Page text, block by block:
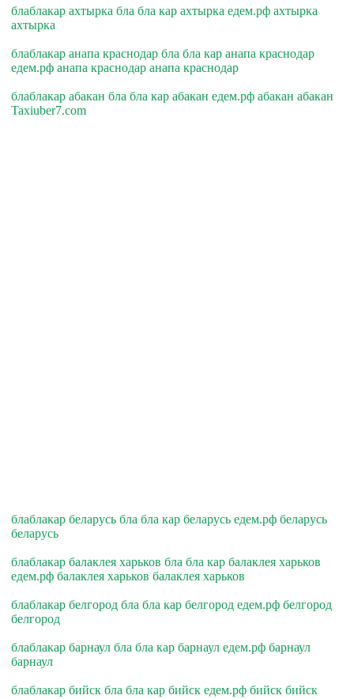
блаблакар ахтырка бла бла кар ахтырка едем.рф ахтырка
ахтырка
блаблакар анапа краснодар бла бла кар анапа краснодар
едем.рф анапа краснодар анапа краснодар
блаблакар абакан бла бла кар абакан едем.рф абакан абакан
Taxiuber7.com
блаблакар беларусь бла бла кар беларусь едем.рф беларусь
беларусь
блаблакар балаклея харьков бла бла кар балаклея харьков
едем.рф балаклея харьков балаклея харьков
блаблакар белгород бла бла кар белгород едем.рф белгород
белгород
блаблакар барнаул бла бла кар барнаул едем.рф барнаул
барнаул
блаблакар бийск бла бла кар бийск едем.рф бийск бийск